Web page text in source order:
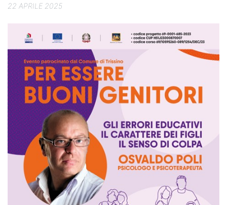
22 APRILE 2025